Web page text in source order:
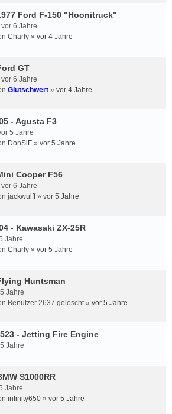
Ford F-150 "Hoonitruck"
vor 6 Jahre
Charly » vor 4 Jahre
GT
vor 6 Jahre
Glutschwert » vor 4 Jahre
- Agusta F3
5 Jahre
DonSiF » vor 5 Jahre
Cooper F56
vor 6 Jahre
jackwulff» vor 5 Jahre
- Kawasaki ZX-25R
Jahre
Charly » vor 5 Jahre
Huntsman
Jahre
Benutzer 2637 gelöscht» vor 5 Jahre
- Jetting Fire Engine
Jahre
S1000RR
Jahre
infinity650 » vor 5 Jahre